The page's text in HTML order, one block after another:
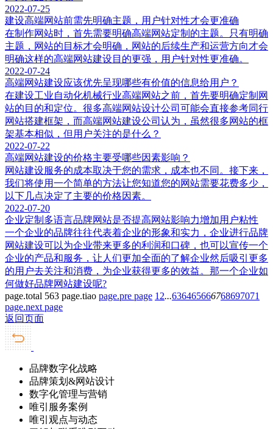
2022-07-25
建设高端网站前需先明确主题，用户针对性才会更准确
在制作网站时，首先需要明确高端网站定制的主题。只有明确
主题，网站的目标才会明确，网站的后续生产和运营方向才会
明确这样的高端网站建设目的更强，用户针对性更准确。
2022-07-24
高端网站建设应该优先呈现哪些有价值的信息给用户？
在建设工业自动化机械行业高端网站之前，首先要明确定制网
站的目的和定位。很多高端网站设计公司可能会直接参考同行
网站搭建框架，而高端网站建设公司认为，虽然很多网站的框
架基本相似，但用户关注的是什么？
2022-07-22
高端网站建设的价格主要受哪些因素影响？
网站建设服务的成本取决于您的需求，成本也不同。接下来，
我们将使用一个简单的方法让您知道您的网站需要花费多少，
以下几点决定了主要的价格因素。
2022-07-20
企业定制多语言品牌网站是否提高网站影响力增加用户粘性
一个企业的品牌往往代表着企业的形象和实力，企业进行品牌
网站建设可以为企业带来更多的利润和口碑，也可以宣传一个
企业的产品和服务，让人们更加全面的了解企业然后吸引更多
的用户去关注和消费，为企业获得更多的效益。那一个企业如
何做好品牌网站建设呢?
page.total 563 page.tiao page.pre page 1 2...636465666768697071
page.next page
返回页面
品牌数字化战略
品牌策划&网站设计
数字化管理与营销
唯引服务案例
唯引观点与动态